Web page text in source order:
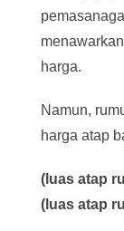
harga.
Namun,
harga atap
(luas atap
(luas atap